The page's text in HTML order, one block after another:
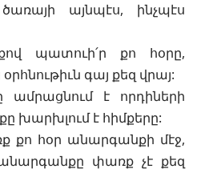
այնպէս, ինչպէս
պատուի՛ր քո հօրը,
գայ քեզ վրայ:
ամրացնում է որդիների
խարխլում է հիմքերը:
քո հօր անարգանքի մէջ,
փառք չէ քեզ